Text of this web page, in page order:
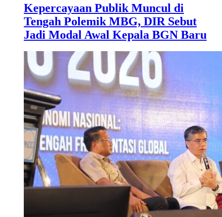
Kepercayaan Publik Muncul di
Tengah Polemik MBG, DIR Sebut
Jadi Modal Awal Kepala BGN Baru